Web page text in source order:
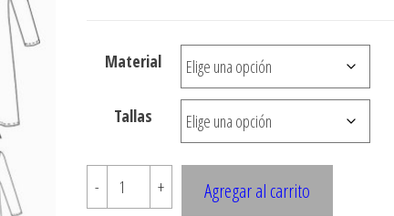
precios:
desde
$3.290
hasta
$7.900
Material
Tallas
-
3045
Camison
+ Agregar al carrito